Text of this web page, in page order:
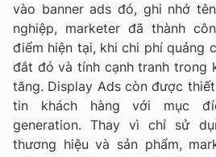
vào banner ads đó, ghi nhớ
nghiệp, marketer đã thành
điểm hiện tại, khi chi phí quảng
đắt đó và tính cạnh tranh trong
tăng. Display Ads còn được
tin khách hàng với mục
generation. Thay vì chỉ sử
thương hiệu và sản phẩm,